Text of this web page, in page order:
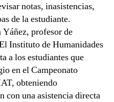
notas, inasistencias,
de la estudiante.
profesor de
Instituto de Humanidades
a los estudiantes que
en el Campeonato
obteniendo
con una asistencia directa